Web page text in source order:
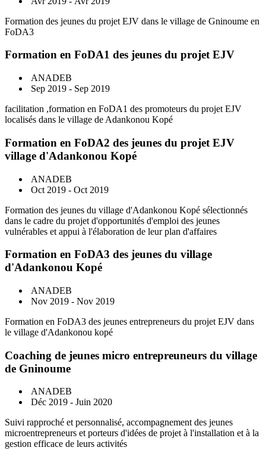
Formation des jeunes du projet EJV dans le village de Gninoume en
FoDA3
Formation en FoDA1 des jeunes du projet EJV
ANADEB
Sep 2019 - Sep 2019
facilitation ,formation en FoDA1 des promoteurs du projet EJV
localisés dans le village de Adankonou Kopé
Formation en FoDA2 des jeunes du projet EJV
village d'Adankonou Kopé
ANADEB
Oct 2019 - Oct 2019
Formation des jeunes du village d'Adankonou Kopé sélectionnés
dans le cadre du projet d'opportunités d'emploi des jeunes
vulnérables et appui à l'élaboration de leur plan d'affaires
Formation en FoDA3 des jeunes du village
d'Adankonou Kopé
ANADEB
Nov 2019 - Nov 2019
Formation en FoDA3 des jeunes entrepreneurs du projet EJV dans
le village d'Adankonou kopé
Coaching de jeunes micro entrepreuneurs du village
de Gninoume
ANADEB
Déc 2019 - Juin 2020
Suivi rapproché et personnalisé, accompagnement des jeunes
microentrepreneurs et porteurs d'idées de projet à l'installation et à la
gestion efficace de leurs activités